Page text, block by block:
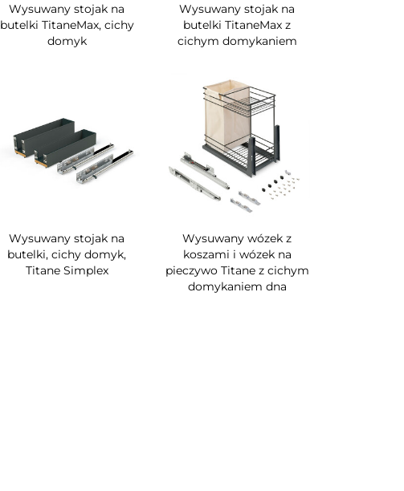
Wysuwany stojak na
butelki TitaneMax, cichy
domyk
Wysuwany stojak na
butelki TitaneMax z
cichym domykaniem
Wysuwany stojak na
butelki, cichy domyk,
Titane Simplex
Wysuwany wózek z
koszami i wózek na
pieczywo Titane z cichym
domykaniem dna